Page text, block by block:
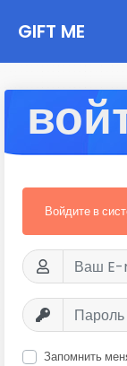
GIFT ME
Войдите в
Запомнить